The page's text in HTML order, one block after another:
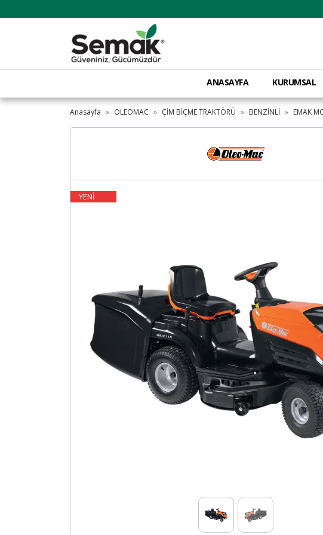
ANASAYFA KURUMSAL
Anasayfa OLEOMAC ÇİM BİÇME TRAKTÖRÜ BENZİNLİ EMAK
YENİ